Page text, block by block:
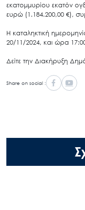
εκατομμυρίου εκατόν
ευρώ (1.184.200,00 €),
Η καταληκτική
20/11/2024, και ώρα
Δείτε την Διακήρυξη
Share on social :